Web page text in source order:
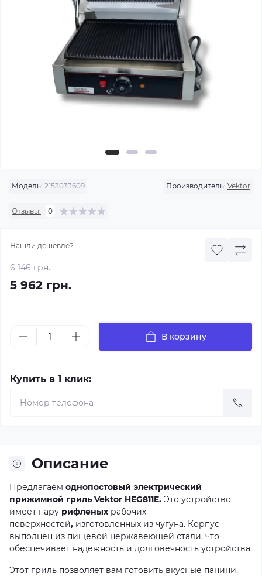
Модель: 2153033609 Производитель: Vektor
Отзывы: 0
Нашли дешевле?
6 146 грн.
5 962 грн.
В корзину
Купить в 1 клик:
Описание
Предлагаем однопостовый электрический
прижимной гриль Vektor HEG811E. Это устройство
имеет пару рифленых рабочих
поверхностей, изготовленных из чугуна. Корпус
выполнен из пищевой нержавеющей стали, что
обеспечивает надежность и долговечность устройства.
Этот гриль позволяет вам готовить вкусные панини,